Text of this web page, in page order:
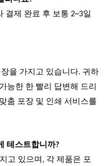
결제 완료 후 보통 2~3일
을 가지고 있습니다. 귀하
능한 한 빨리 답변해 드리
춤 포장 및 인쇄 서비스를
테스트합니까?
고 있으며, 각 제품은 포